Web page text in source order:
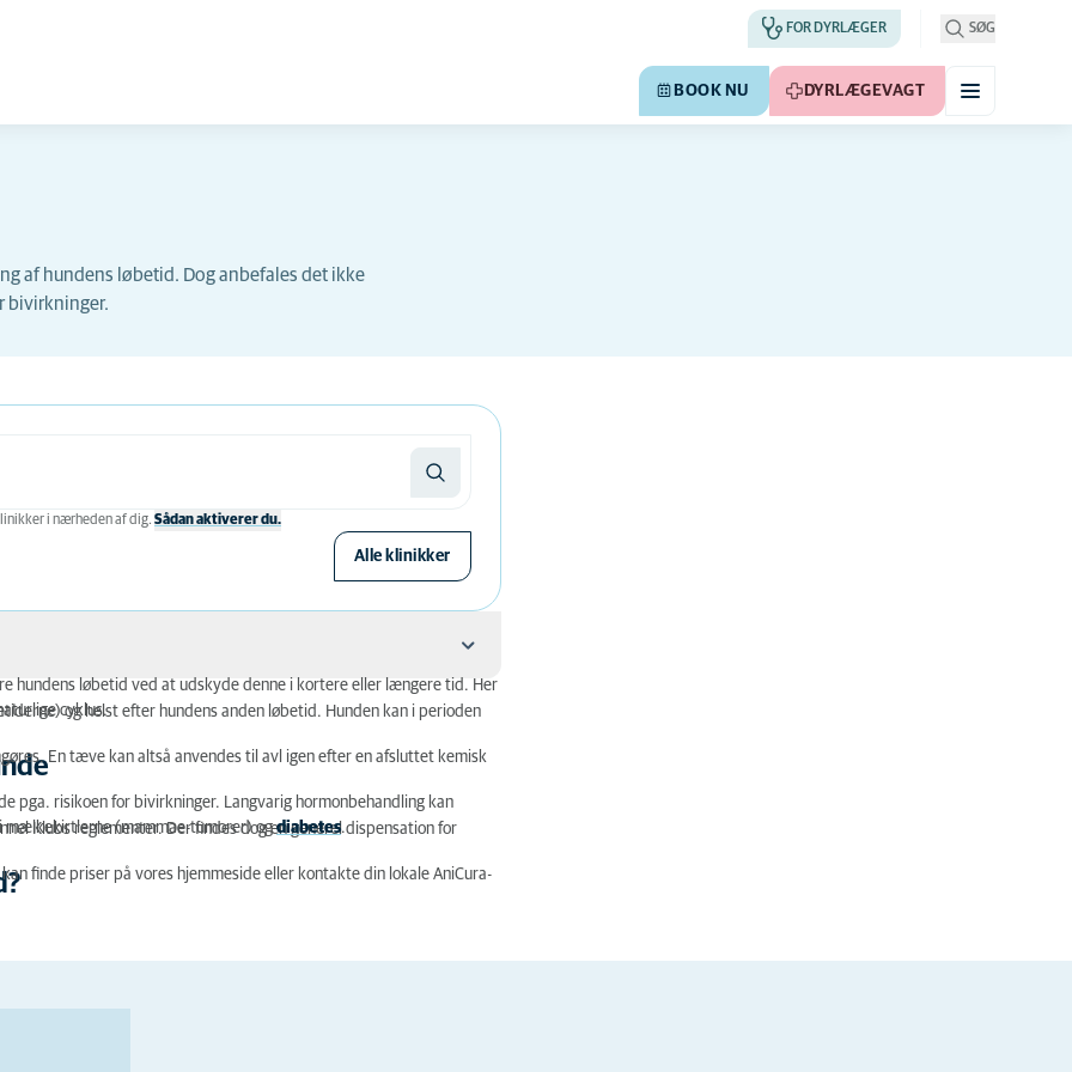
FOR DYRLÆGER SØG
BOOK NU DYRLÆGEVAGT
af hundens løbetid. Dog anbefales det ikke
bivirkninger.
i nærheden af ​​dig. Sådan aktiverer du.
Alle klinikker
hundens løbetid ved at udskyde denne i kortere eller længere tid. Her
cyklus.
og helst efter hundens anden løbetid. Hunden kan i perioden
En tæve kan altså anvendes til avl igen efter en afsluttet kemisk
pga. risikoen for bivirkninger. Langvarig hormonbehandling kan
mælkekirtlerne (mammae-tumorer) ogdiabetes.
Klubs reglementer. Der findes dog en generel dispensation for
finde priser på vores hjemmeside eller kontakte din lokale AniCura-